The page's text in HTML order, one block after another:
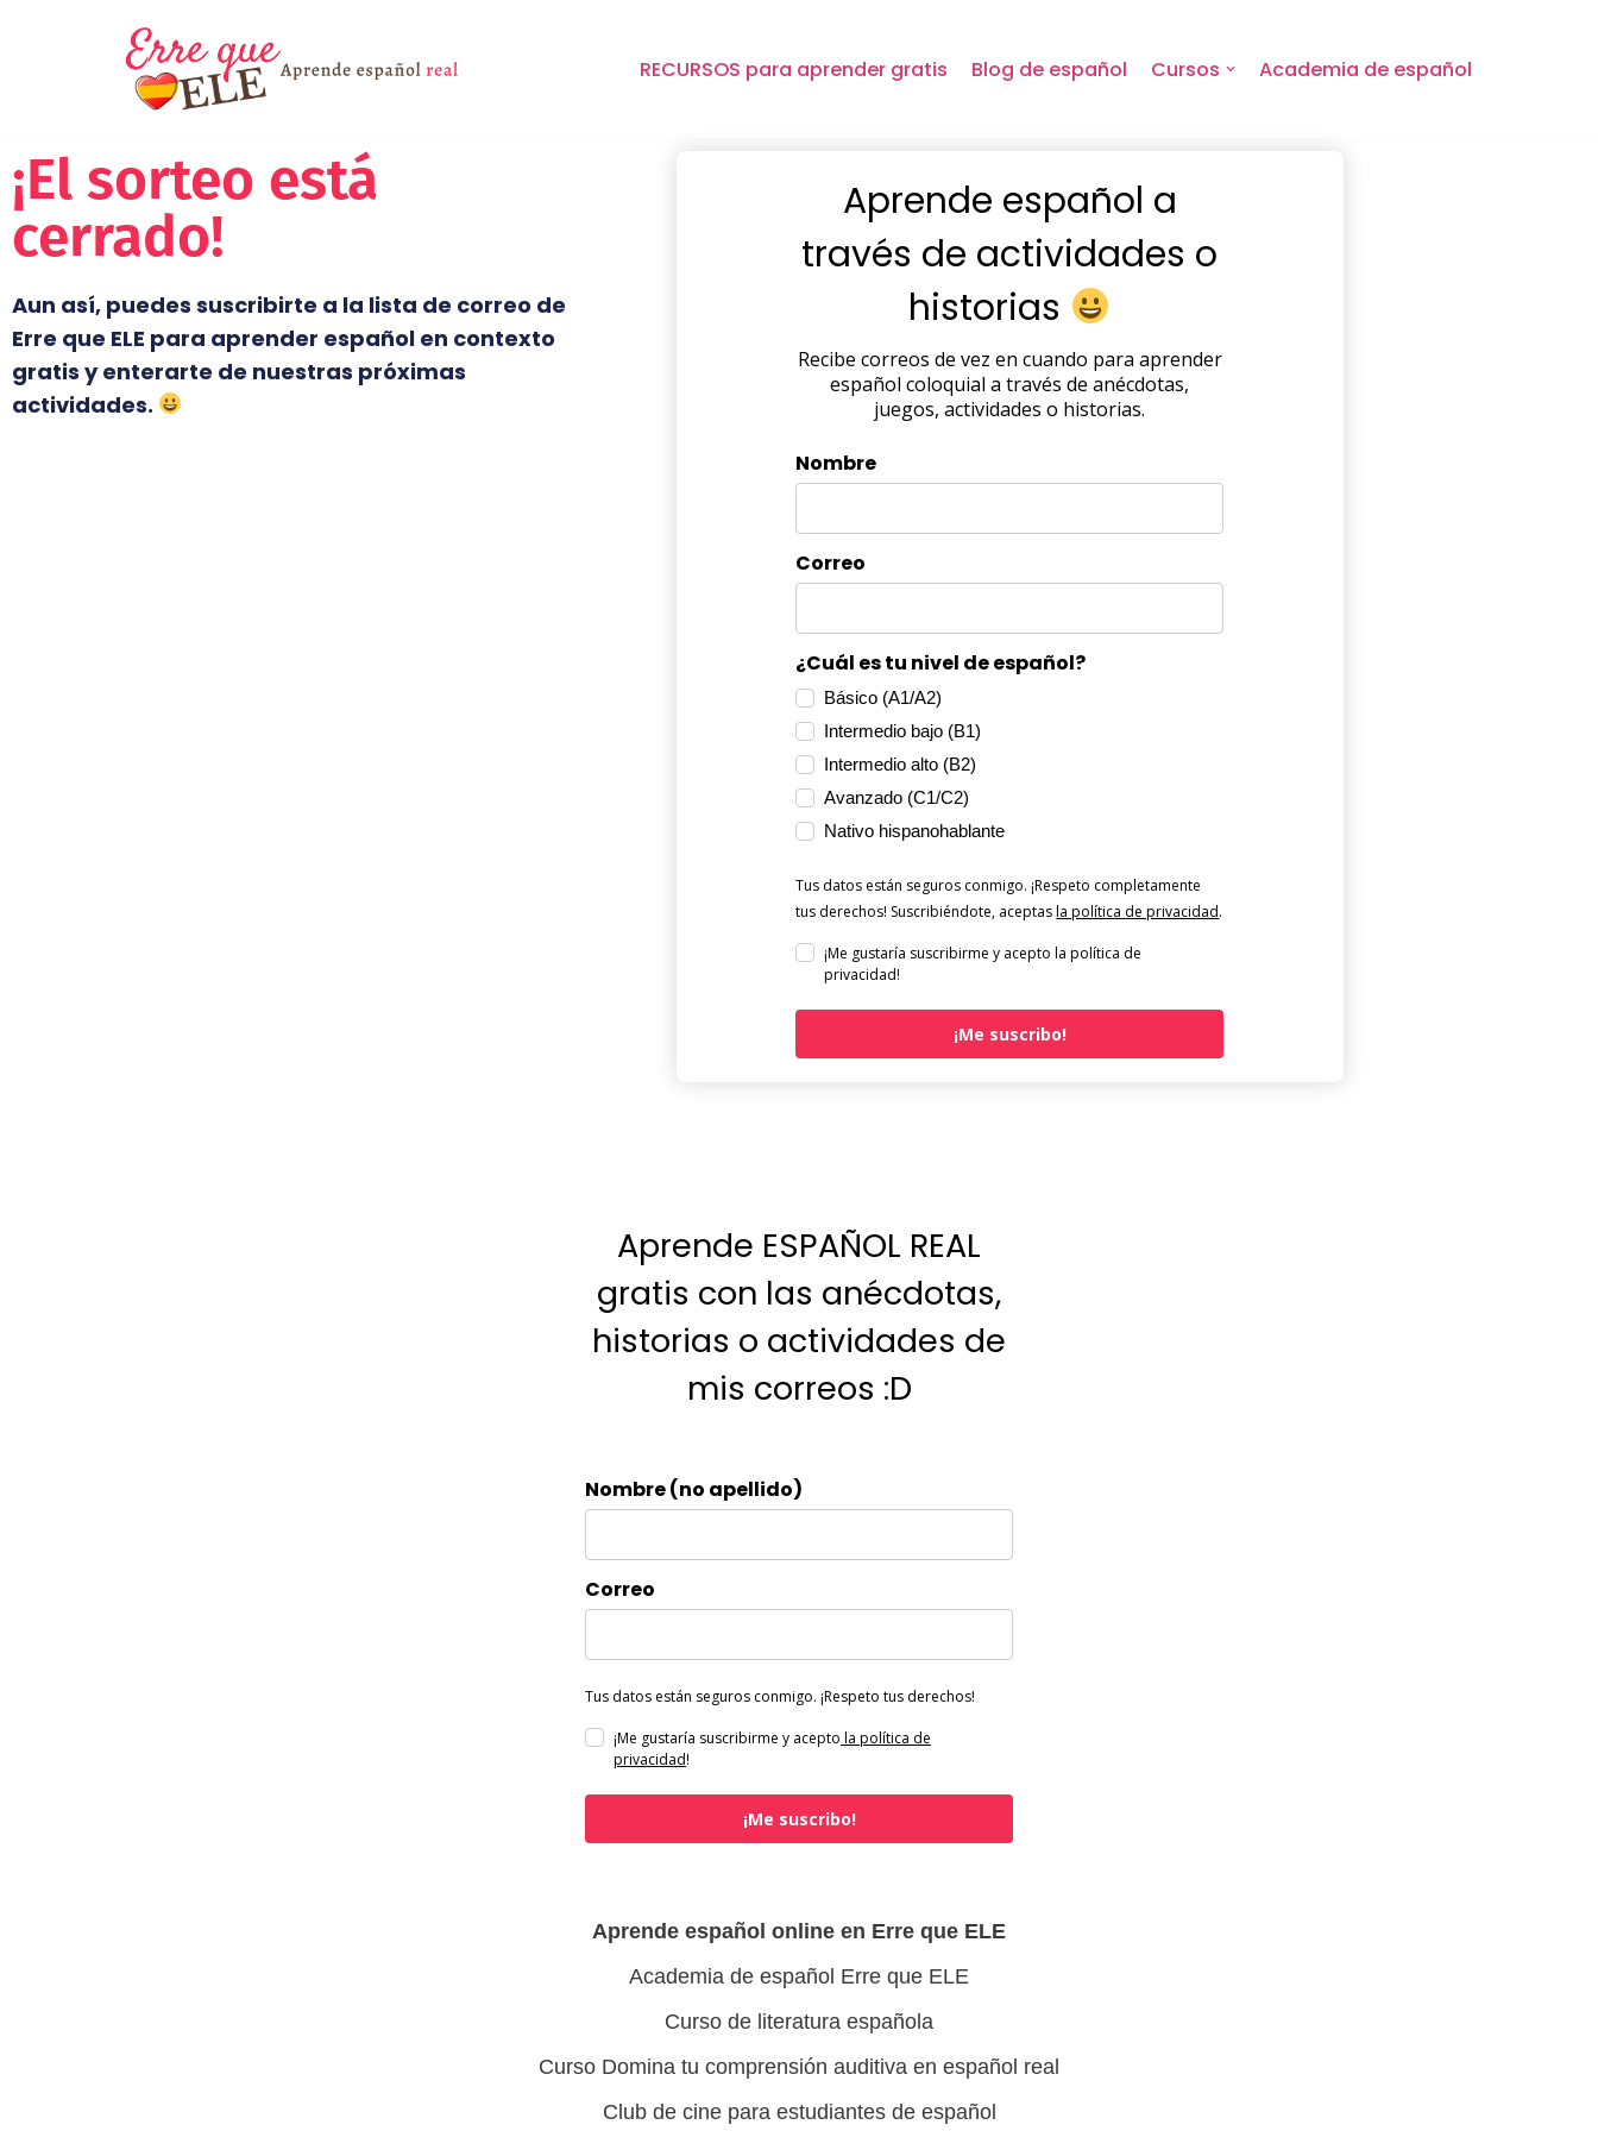
RECURSOS para aprender gratis Blog de español Cursos Academia de español
¡El sorteo está
cerrado!
Aun así, puedes suscribirte a la lista de correo de
Erre que ELE para aprender español en contexto
gratis y enterarte de nuestras próximas
actividades.
Aprende español a
través de actividades o
historias
Recibe correos de vez en cuando para aprender
español coloquial a través de anécdotas,
juegos, actividades o historias.
Nombre
Correo
¿Cuál es tu nivel de español?
Básico (A1/A2)
Intermedio bajo (B1)
Intermedio alto (B2)
Avanzado (C1/C2)
Nativo hispanohablante
Tus datos están seguros conmigo. ¡Respeto completamente
tus derechos! Suscribiéndote, aceptasla política de privacidad.
¡Me gustaría suscribirme y acepto la política de
privacidad!
¡Me suscribo!
Aprende ESPAÑOL REAL
gratis con las anécdotas,
historias o actividades de
mis correos :D
Nombre (no apellido)
Correo
Tus datos están seguros conmigo. ¡Respeto tus derechos!
¡Me gustaría suscribirme y acepto la política de
privacidad!
¡Me suscribo!
Aprende español online en Erre que ELE
Academia de español Erre que ELE
Curso de literatura española
Curso Domina tu comprensión auditiva en español real
Club de cine para estudiantes de español